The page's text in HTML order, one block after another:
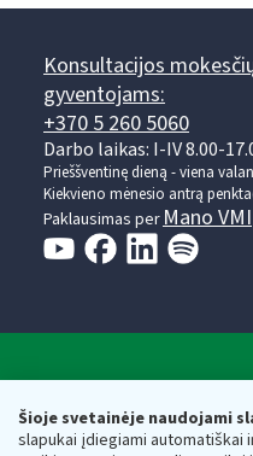
Šioje svetainėje naudojami
slapukai įdiegiami automatiškai
Konsultacijos
gyventojams:
+370 5 260 5060
Darbo laikas: I-IV 8.00-
Prieššventinę dieną - viena
Kiekvieno mėnesio antrą
Paklausimas per Mano VMI
Respublikos finansų